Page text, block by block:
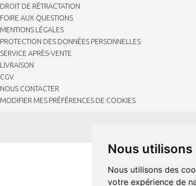
Nous
Nous utilisons des
votre expérience de
DROIT DE RÉTRACTATION
FOIRE AUX QUESTIONS
MENTIONS LÉGALES
PROTECTION DES DONNÉES PERSONNELLES
SERVICE APRÈS-VENTE
LIVRAISON
CGV
NOUS CONTACTER
MODIFIER MES PRÉFÉRENCES DE COOKIES